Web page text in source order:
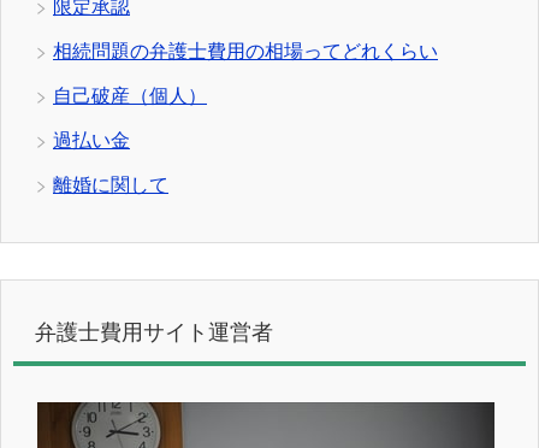
限定承認
相続問題の弁護士費用の相場ってどれくらい
自己破産（個人）
過払い金
離婚に関して
弁護士費用サイト運営者